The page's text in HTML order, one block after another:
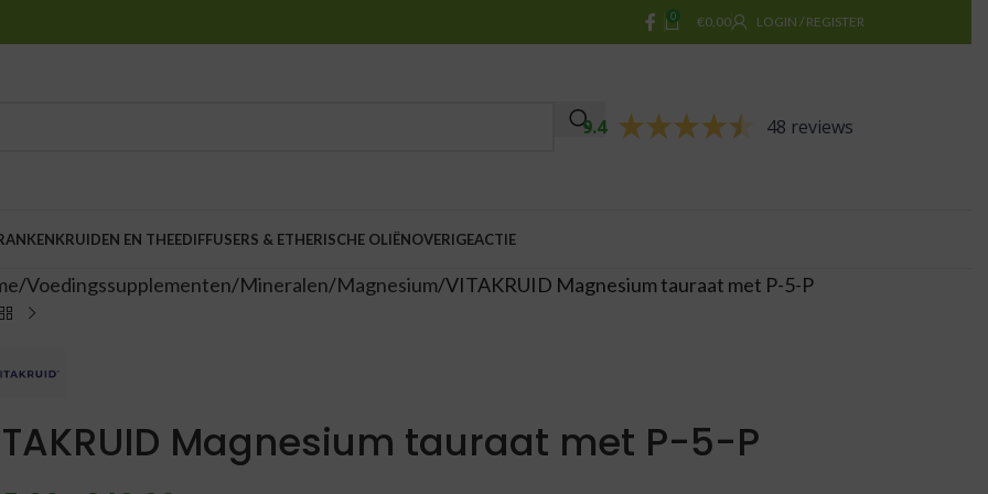
0 €0,00 LOGIN / REGISTER
9.4 48 reviews
KRUIDEN EN THEEDIFFUSERS & ETHERISCHE OLIËNOVERIGEACTIE
Voedingssupplementen Mineralen Magnesium VITAKRUID Magnesium tauraat met P-5-P
Magnesium tauraat met P-5-P